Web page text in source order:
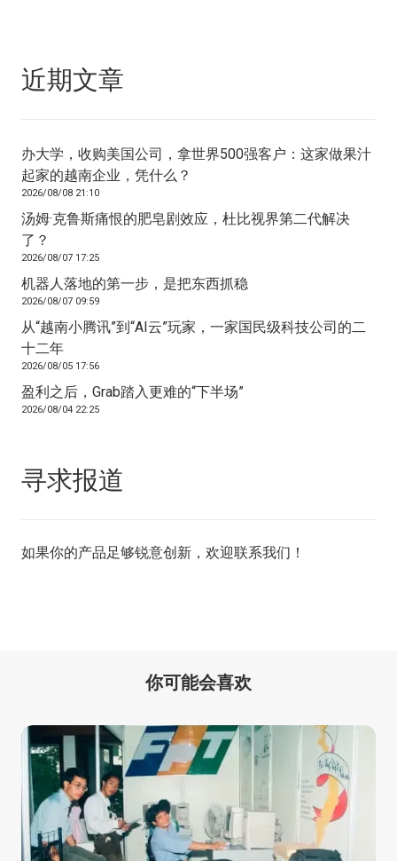
近期文章
办大学，收购美国公司，拿世界500强客户：这家做果汁
起家的越南企业，凭什么？
2026/08/08 21:10
汤姆·克鲁斯痛恨的肥皂剧效应，杜比视界第二代解决
了？
2026/08/07 17:25
机器人落地的第一步，是把东西抓稳
2026/08/07 09:59
从“越南小腾讯”到“AI云”玩家，一家国民级科技公司的二
十二年
2026/08/05 17:56
盈利之后，Grab踏入更难的“下半场”
2026/08/04 22:25
寻求报道
如果你的产品足够锐意创新，欢迎联系我们 ！
你可能会喜欢